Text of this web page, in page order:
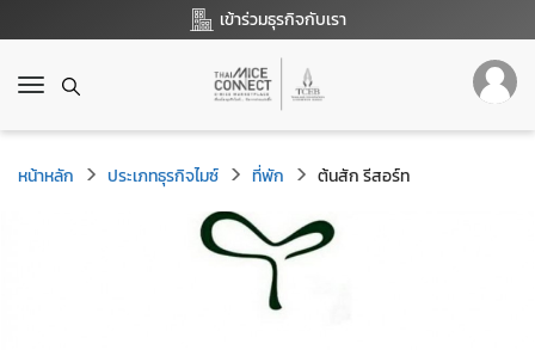
เข้าร่วมธุรกิจกับเรา
T
g
g
l
หน้าหลัก ประเภทธุรกิจไมซ์ ที่พัก ต้นสัก รีสอร์ท